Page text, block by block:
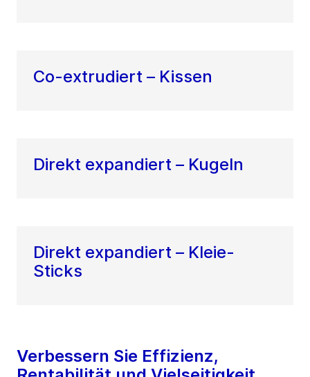
Co-extrudiert – Kissen
Direkt expandiert – Kugeln
Direkt expandiert – Kleie-
Sticks
Verbessern Sie Effizienz,